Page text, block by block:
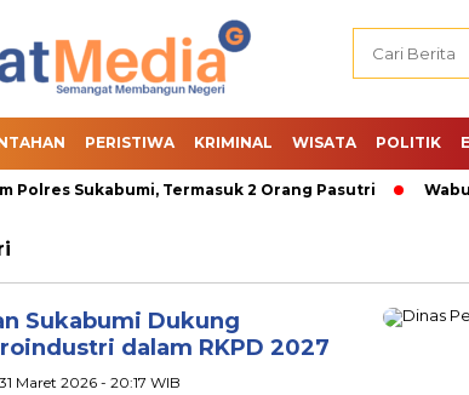
PERISTIWA KRIMINAL WISATA POLITIK
Sukabumi, Termasuk 2 Orang Pasutri Wabup
Sukabumi Dukung
dalam RKPD 2027
Maret 2026 - 20:17 WIB